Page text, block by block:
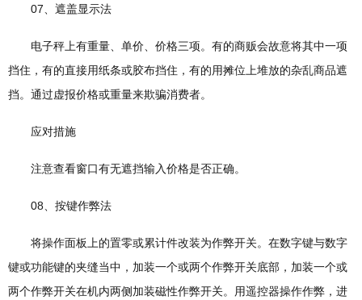
07、遮盖显示法
电子秤上有重量、单价、价格三项。有的商贩会故意将其中一项
挡住，有的直接用纸条或胶布挡住，有的用摊位上堆放的杂乱商品遮
挡。通过虚报价格或重量来欺骗消费者。
应对措施
注意查看窗口有无遮挡输入价格是否正确。
08、按键作弊法
将操作面板上的置零或累计件改装为作弊开关。在数字键与数字
键或功能键的夹缝当中，加装一个或两个作弊开关底部，加装一个或
两个作弊开关在机内两侧加装磁性作弊开关。用遥控器操作作弊，进